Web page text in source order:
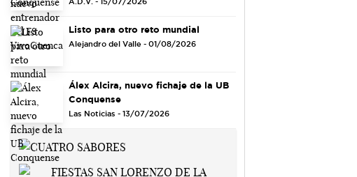
Listo para otro reto mundial
Alejandro del Valle - 01/08/2026
Álex Alcira, nuevo fichaje de la UB
Conquense
Las Noticias - 13/07/2026